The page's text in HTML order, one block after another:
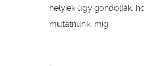
helyiek úgy gondolják,
mutatnunk, míg